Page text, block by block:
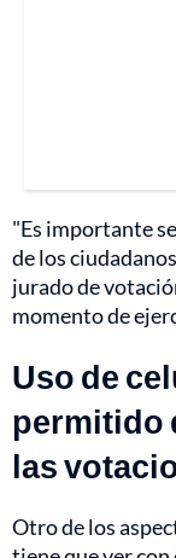
"Es importante
de los
jurado de
momento de
Uso de
permitido
las
Otro de los